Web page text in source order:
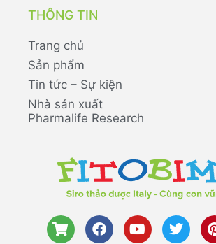
THÔNG TIN
Trang chủ
Sản phẩm
Tin tức – Sự kiện
Nhà sản xuất
Pharmalife Research